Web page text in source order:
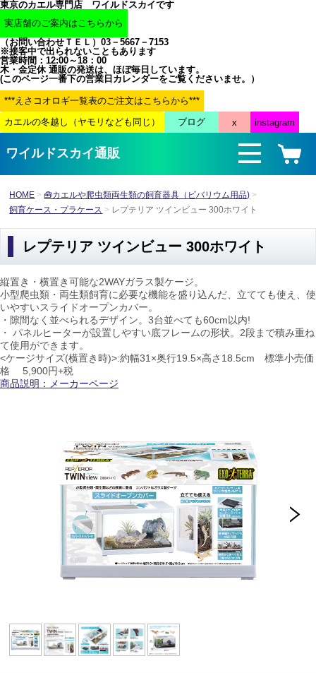
東京のカエル専門店 ワイルドスカイです
（お問い合わせＴＥＬ）03－5667－7153
※接客中で出られないこともあります
営業時間：12:00～18：00
木・金定休 通販の発送は、ほぼ毎日しています。
(このページ一番下の営業日カレンダーをご覧くださいませ。）
ワイルドスカイ通販
HOME
🧰カエルや爬虫類両生類の飼育器具（ビバリウム用品)
飼育ケース・プラケース
レプテリア ツインビュー 300ホワイト
レプテリア ツインビュー 300ホワイト
縦置き・横置き可能な2WAYガラス製ケージ。
小型爬虫類・両生類飼育に必要な機能を盛り込んだ、立てても使え、 使
いやすいスライドオープンカバー。
・隙間なく並べられるデザイン。3台並べても60cm以内!
・ パネルヒーターが設置しやすい底フレームの形状。2段まで積み重ね
て使用ができます。
<ケージサイズ(横置き時)>:約幅31×奥行19.5×高さ18.5cm 標準小売価
格
5,900円+税
商品説明：メーカーページ